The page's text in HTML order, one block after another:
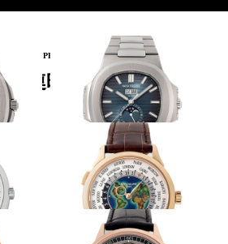
PICKUP PRODUCT
関連時計
グラデーションダイヤル
PATEK PHILIPPE
ノーチラス年次カレンダー
Ref.5726/1A
工芸美を湛える特別な１本
PATEK PHILIPPE